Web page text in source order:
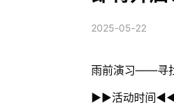
2025-05-22
雨前演习——寻
▶▶活动时间